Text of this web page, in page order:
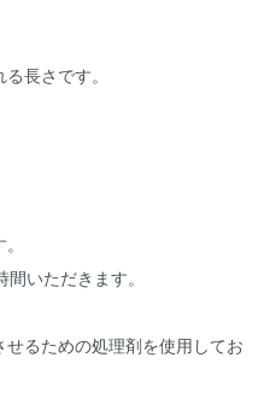
長さです。
いただきます。
るための処理剤を使用してお